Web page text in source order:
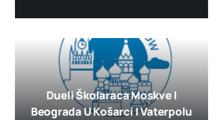
Dueli Školaraca Moskve I
Beograda U Košarci I Vaterpolu